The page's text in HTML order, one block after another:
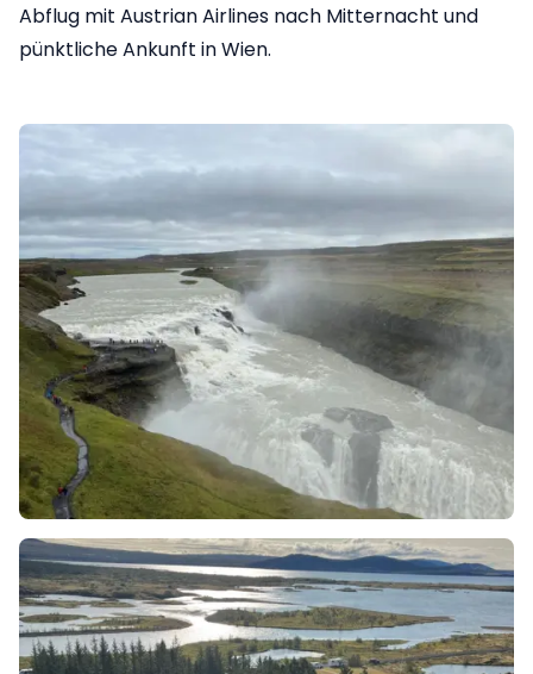
Abflug mit Austrian Airlines nach Mitternacht und
pünktliche Ankunft in Wien.